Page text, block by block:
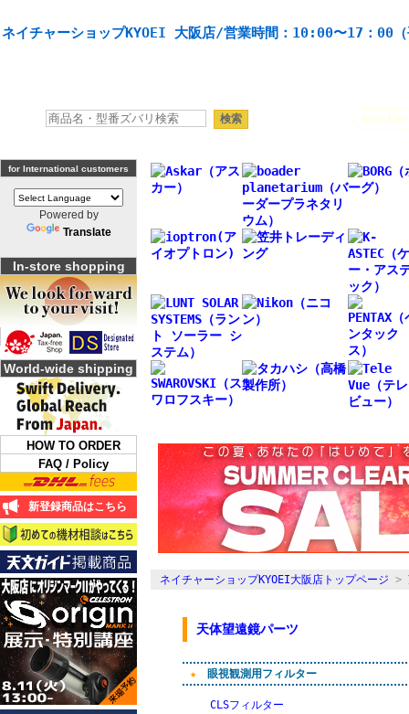
ネイチャーショップKYOEI 大阪店/営業時間：10:00〜17：00（
Seestar
for International customers
Powered by
Translate
In-store shopping
World-wide shipping
HOW TO ORDER
FAQ / Policy
新登録商品はこちら
ネイチャーショップKYOEI大阪店トップページ >
天体望遠鏡パーツ
★ 眼視観測用フィルター
CLSフィルター